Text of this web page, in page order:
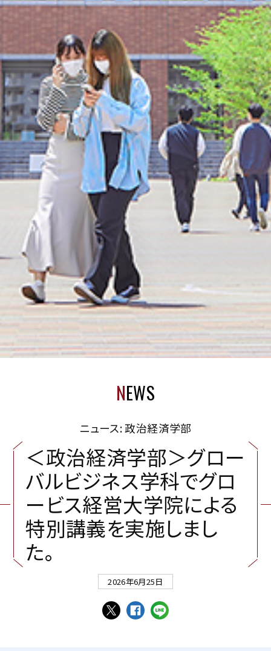
NEWS
ニュース: 政治経済学部
＜政治経済学部＞グロー
バルビジネス学科でグロ
ービス経営大学院による
特別講義を実施しまし
た。
2026年6月25日